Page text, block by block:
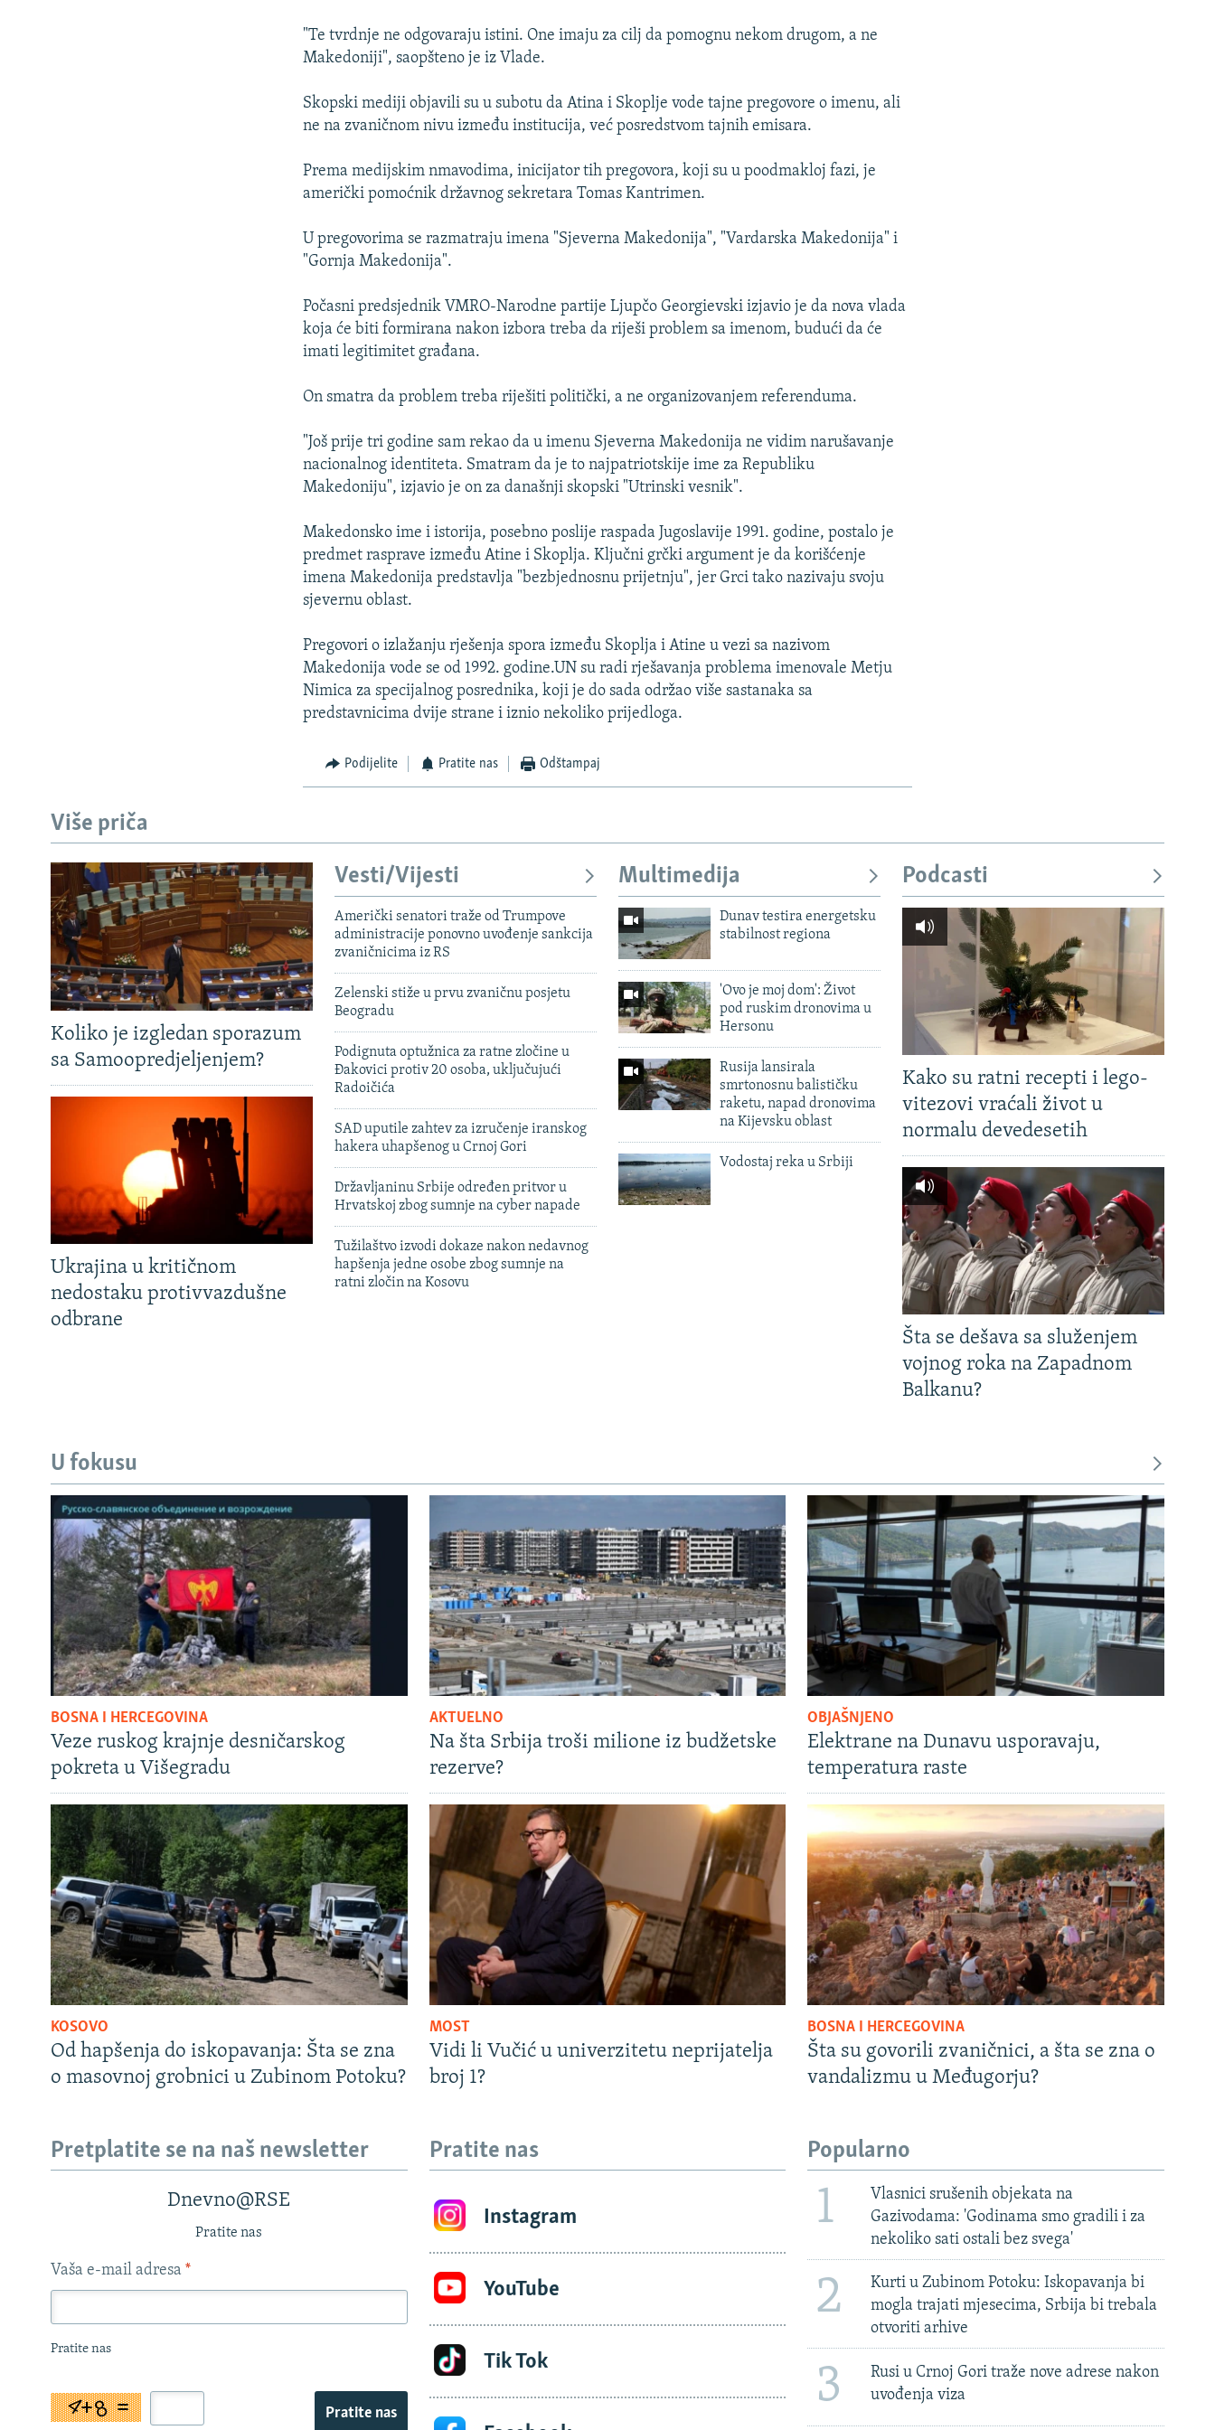
"Te tvrdnje ne odgovaraju istini. One imaju za cilj da pomognu nekom drugom, a ne
Makedoniji", saopšteno je iz Vlade.
Skopski mediji objavili su u subotu da Atina i Skoplje vode tajne pregovore o imenu, ali
ne na zvaničnom nivu između institucija, već posredstvom tajnih emisara.
Prema medijskim nmavodima, inicijator tih pregovora, koji su u poodmakloj fazi, je
američki pomoćnik državnog sekretara Tomas Kantrimen.
U pregovorima se razmatraju imena "Sjeverna Makedonija", "Vardarska Makedonija" i
"Gornja Makedonija".
Počasni predsjednik VMRO-Narodne partije Ljupčo Georgievski izjavio je da nova vlada
koja će biti formirana nakon izbora treba da riješi problem sa imenom, budući da će
imati legitimitet građana.
On smatra da problem treba riješiti politički, a ne organizovanjem referenduma.
"Još prije tri godine sam rekao da u imenu Sjeverna Makedonija ne vidim narušavanje
nacionalnog identiteta. Smatram da je to najpatriotskije ime za Republiku
Makedoniju", izjavio je on za današnji skopski "Utrinski vesnik".
Makedonsko ime i istorija, posebno poslije raspada Jugoslavije 1991. godine, postalo je
predmet rasprave između Atine i Skoplja. Ključni grčki argument je da korišćenje
imena Makedonija predstavlja "bezbjednosnu prijetnju", jer Grci tako nazivaju svoju
sjevernu oblast.
Pregovori o izlažanju rješenja spora između Skoplja i Atine u vezi sa nazivom
Makedonija vode se od 1992. godine.UN su radi rješavanja problema imenovale Metju
Nimica za specijalnog posrednika, koji je do sada održao više sastanaka sa
predstavnicima dvije strane i iznio nekoliko prijedloga.
Podijelite Pratite nas Odštampaj
Više priča
Koliko je izgledan sporazum
sa Samoopredjeljenjem?
Ukrajina u kritičnom
nedostaku protivvazdušne
odbrane
Vesti/Vijesti
Američki senatori traže od Trumpove
administracije ponovno uvođenje sankcija
zvaničnicima iz RS
Zelenski stiže u prvu zvaničnu posjetu
Beogradu
Podignuta optužnica za ratne zločine u
Đakovici protiv 20 osoba, uključujući
Radoičića
SAD uputile zahtev za izručenje iranskog
hakera uhapšenog u Crnoj Gori
Državljaninu Srbije određen pritvor u
Hrvatskoj zbog sumnje na cyber napade
Tužilaštvo izvodi dokaze nakon nedavnog
hapšenja jedne osobe zbog sumnje na
ratni zločin na Kosovu
Multimedija
Dunav testira energetsku
stabilnost regiona
'Ovo je moj dom': Život
pod ruskim dronovima u
Hersonu
Rusija lansirala
smrtonosnu balističku
raketu, napad dronovima
na Kijevsku oblast
Vodostaj reka u Srbiji
Podcasti
Kako su ratni recepti i lego-
vitezovi vraćali život u
normalu devedesetih
Šta se dešava sa služenjem
vojnog roka na Zapadnom
Balkanu?
U fokusu
BOSNA I HERCEGOVINA
Veze ruskog krajnje desničarskog
pokreta u Višegradu
AKTUELNO
Na šta Srbija troši milione iz budžetske
rezerve?
OBJAŠNJENO
Elektrane na Dunavu usporavaju,
temperatura raste
KOSOVO
Od hapšenja do iskopavanja: Šta se zna
o masovnoj grobnici u Zubinom Potoku?
MOST
Vidi li Vučić u univerzitetu neprijatelja
broj 1?
BOSNA I HERCEGOVINA
Šta su govorili zvaničnici, a šta se zna o
vandalizmu u Međugorju?
Pretplatite se na naš newsletter
Dnevno@RSE
Pratite nas
Vaša e-mail adresa *
Pratite nas
Pratite nas
Pratite nas
Instagram
YouTube
Tik Tok
Popularno
1
Vlasnici srušenih objekata na
Gazivodama: 'Godinama smo gradili i za
nekoliko sati ostali bez svega'
2
Kurti u Zubinom Potoku: Iskopavanja bi
mogla trajati mjesecima, Srbija bi trebala
otvoriti arhive
3
Rusi u Crnoj Gori traže nove adrese nakon
uvođenja viza